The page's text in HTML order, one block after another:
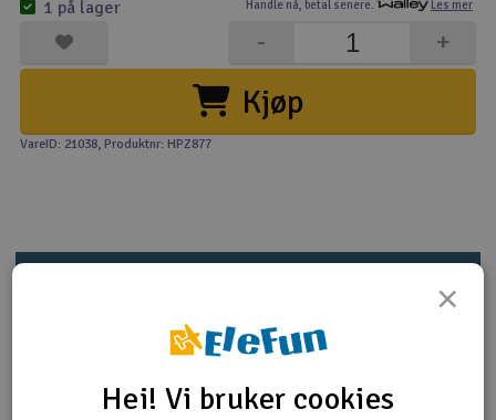
Kamerautstyr
Modellbygging, LEGO & byggesett
Modelljernbane
Outlet
Radioutstyr
Handle nå, betal senere. Les mer
Kjøp
+
-
1 på lager
VareID: 21038, Produktnr: HPZ877
Produktinformasjon
×
Hei! Vi bruker cookies